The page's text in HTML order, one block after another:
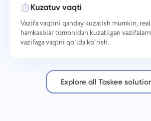
Kuzatuv vaqti
Vazifa vaqtini qanday kuzatish mumkin,
hamkasblar tomonidan kuzatilgan
vazifaga vaqtni qo'lda ko'rish.
Explore all Taskee